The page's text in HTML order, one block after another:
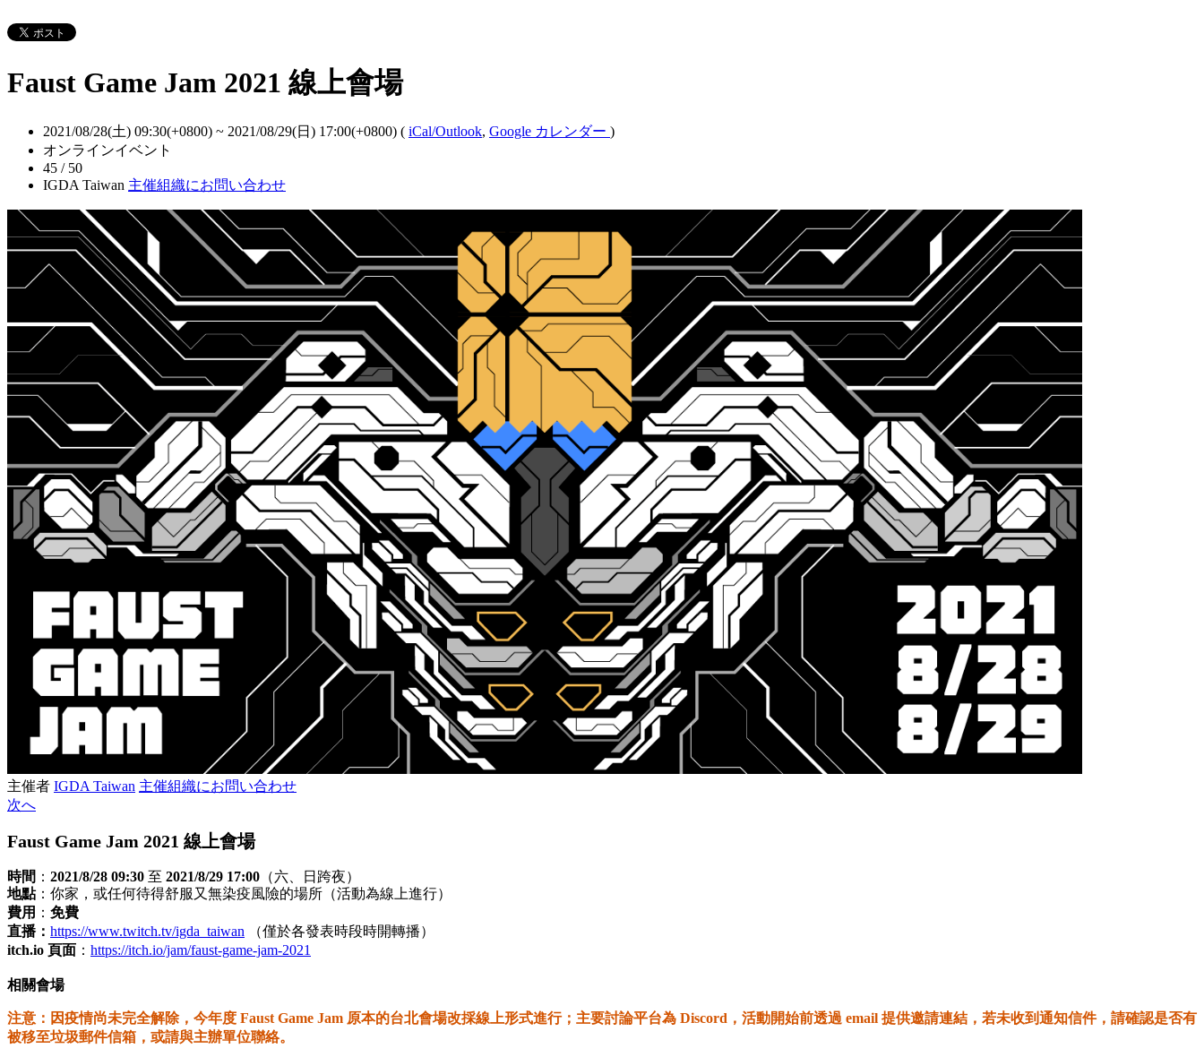
Faust Game Jam 2021 線上會場
2021/08/28(土) 09:30(+0800) ~ 2021/08/29(日) 17:00(+0800) ( iCal/Outlook, Google カレンダー )
オンラインイベント
45 / 50
IGDA Taiwan 主催組織にお問い合わせ
主催者 IGDA Taiwan 主催組織にお問い合わせ
次へ
Faust Game Jam 2021 線上會場
時間 ： 2021/8/28 09:30 至 2021/8/29 17:00 （六、日跨夜）
地點：你家，或任何待得舒服又無染疫風險的場所（活動為線上進行）
費用 ： 免費
直播： https://www.twitch.tv/igda_taiwan （僅於各發表時段時開轉播）
itch.io 頁面 ： https://itch.io/jam/faust-game-jam-2021
相關會場
注意：因疫情尚未完全解除，今年度 Faust Game Jam 原本的台北會場改採線上形式進行；主要討論平台為 Discord，活動開始前透過 email 提供邀請連結，若未收到通知信件，請確認是否有
被移至垃圾郵件信箱，或請與主辦單位聯絡。